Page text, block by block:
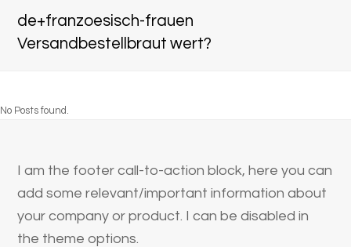
de+franzoesisch-frauen
Versandbestellbraut wert?
No Posts found.
I am the footer call-to-action block, here you can
add some relevant/important information about
your company or product. I can be disabled in
the theme options.